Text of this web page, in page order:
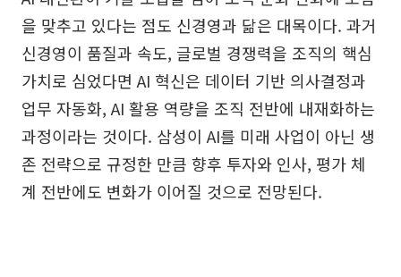
을 맞추고 있다는 점도 신경영과 닮은 대목이다. 과거
신경영이 품질과 속도, 글로벌 경쟁력을 조직의 핵심
가치로 심었다면 AI 혁신은 데이터 기반 의사결정과
업무 자동화, AI 활용 역량을 조직 전반에 내재화하는
과정이라는 것이다. 삼성이 AI를 미래 사업이 아닌 생
존 전략으로 규정한 만큼 향후 투자와 인사, 평가 체
계 전반에도 변화가 이어질 것으로 전망된다.